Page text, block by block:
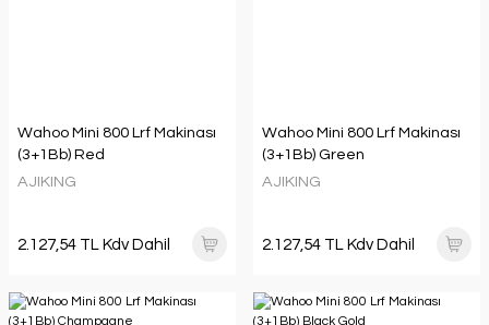
Wahoo Mini 800 Lrf Makinası
(3+1Bb) Red
AJIKING
2.127,54 TL Kdv Dahil
Wahoo Mini 800 Lrf Makinası
(3+1Bb) Green
AJIKING
2.127,54 TL Kdv Dahil